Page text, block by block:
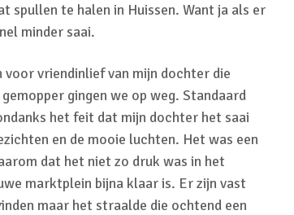
spullen te halen in Huissen. Want ja als er
minder saai.
vriendinlief van mijn dochter die
gingen we op weg. Standaard
het feit dat mijn dochter het saai
en de mooie luchten. Het was een
dat het niet zo druk was in het
marktplein bijna klaar is. Er zijn vast
maar het straalde die ochtend een